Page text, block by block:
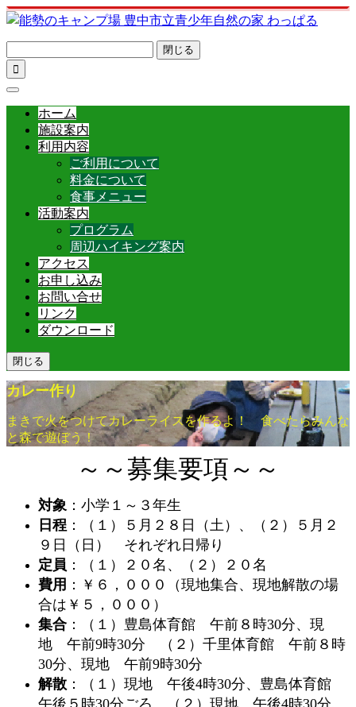
閉じる

ホーム
施設案内
利用内容
ご利用について
料金について
食事メニュー
活動案内
プログラム
周辺ハイキング案内
アクセス
お申し込み
お問い合せ
リンク
ダウンロード
閉じる
カレー作り
まきで火をつけてカレーライスを作るよ！ 食べたらみんな
と森で遊ぼう！
～～募集要項～～
対象 ：小学１～３年生
日程 ：（１）５月２８日（土）、（２）５月２
９日（日） それぞれ日帰り
定員 ：（１）２０名、（２）２０名
費用 ：￥６，０００（現地集合、現地解散の場
合は￥５，０００）
集合 ：（１）豊島体育館 午前８時30分、現
地 午前9時30分 （２）千里体育館 午前８時
30分、現地 午前9時30分
解散 ：（１）現地 午後4時30分、豊島体育館